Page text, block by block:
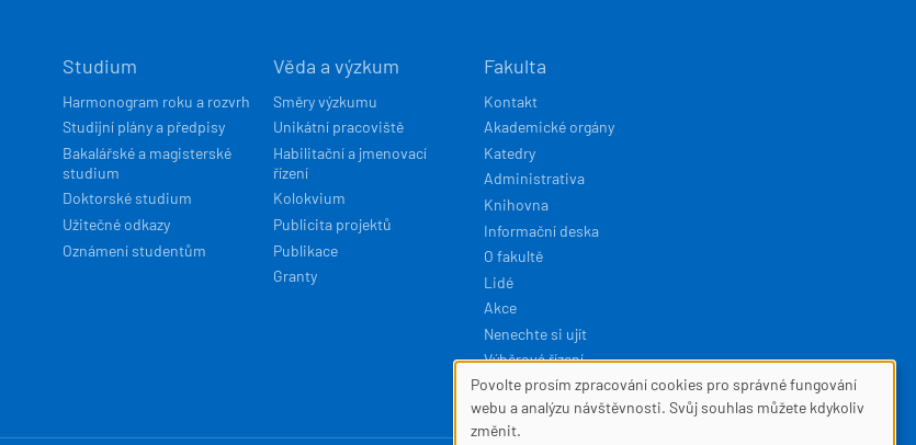
Studium
Harmonogram roku a rozvrh
Studijní plány a předpisy
Bakalářské a magisterské
studium
Doktorské studium
Užitečné odkazy
Oznámení studentům
Věda a výzkum
Směry výzkumu
Unikátní pracoviště
Habilitační a jmenovací
řízení
Kolokvium
Publicita projektů
Publikace
Granty
Fakulta
Kontakt
Akademické orgány
Katedry
Administrativa
Knihovna
Informační deska
O fakultě
Lidé
Akce
Nenechte si ujít
Výběrová řízení
Developed bySquelle
SOUBORY
Povolte prosím zpracování cookies pro správné fungování
webu a analýzu návštěvnosti. Svůj souhlas můžete kdykoliv
změnit.